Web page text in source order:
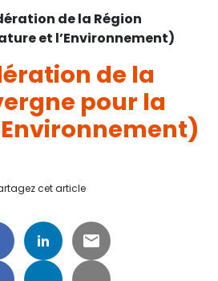
de la Région
et l’Environnement)
de la
pour la
cet article